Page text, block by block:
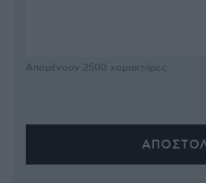
Απομένουν 2500 χαρακτήρες